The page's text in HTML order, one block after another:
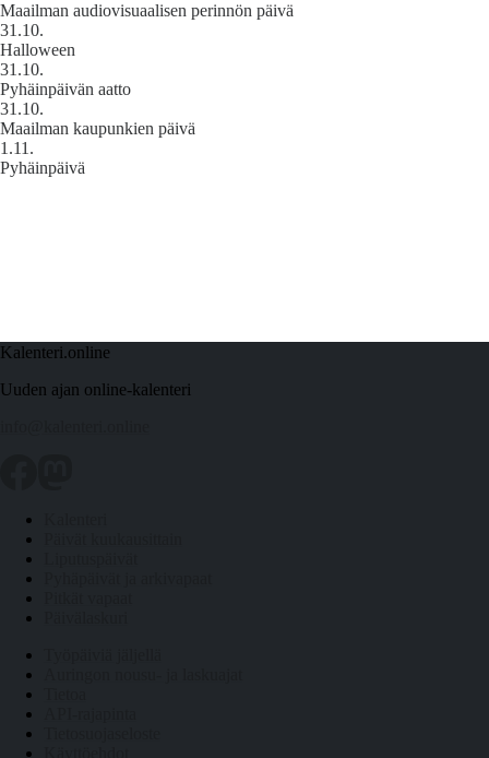
Maailman audiovisuaalisen perinnön päivä
31.10.
Halloween
31.10.
Pyhäinpäivän aatto
31.10.
Maailman kaupunkien päivä
1.11.
Pyhäinpäivä
Kalenteri.online
Uuden ajan online-kalenteri